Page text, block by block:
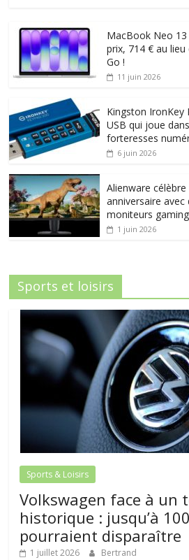
MacBook Neo 13
prix, 714 € au
Go !
11 juin 2026
Kingston IronKey
USB qui joue
forteresses
6 juin 2026
Alienware
anniversaire avec
moniteurs gaming
1 juin 2026
Sports et loisirs
Sports & Loisirs
Volkswagen face à un
historique : jusqu’à
pourraient disparaître
1 juillet 2026 Bertrand